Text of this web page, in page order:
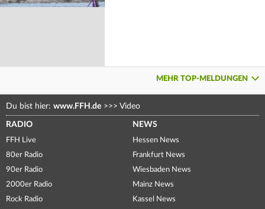
MEHR TOP-MELDUNGEN
Du bist hier: www.FFH.de >>> Video
RADIO
FFH Live
80er Radio
90er Radio
2000er Radio
Rock Radio
NEWS
Hessen News
Frankfurt News
Wiesbaden News
Mainz News
Kassel News